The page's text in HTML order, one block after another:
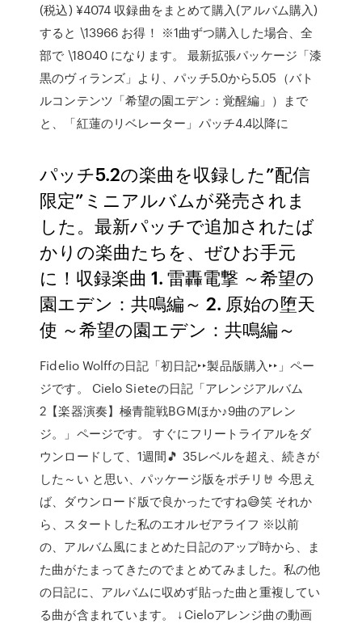
(税込) ¥4074 収録曲をまとめて購入(アルバム購入)
すると \13966 お得！ ※1曲ずつ購入した場合、全
部で \18040 になります。 最新拡張パッケージ「漆
黒のヴィランズ」より、パッチ5.0から5.05（バト
ルコンテンツ「希望の園エデン：覚醒編」）まで
と、「紅蓮のリベレーター」パッチ4.4以降に
パッチ5.2の楽曲を収録した”配信
限定”ミニアルバムが発売されま
した。最新パッチで追加されたば
かりの楽曲たちを、ぜひお手元
に！収録楽曲 1. 雷轟電撃 ～希望の
園エデン：共鳴編～ 2. 原始の堕天
使 ～希望の園エデン：共鳴編～
Fidelio Wolffの日記「初日記‣‣製品版購入‣‣」ペー
ジです。 Cielo Sieteの日記「アレンジアルバム
2【楽器演奏】極青龍戦BGMほか♪9曲のアレン
ジ。」ページです。 すぐにフリートライアルをダ
ウンロードして、1週間🎵 35レベルを超え、続きが
した～い と思い、パッケージ版をポチリ🤘 今思え
ば、ダウンロード版で良かったですね😅笑 それか
ら、スタートした私のエオルゼアライフ ※以前
の、アルバム風にまとめた日記のアップ時から、ま
た曲がたまってきたのでまとめてみました。私の他
の日記に、アルバムに収めず貼った曲と重複してい
る曲が含まれています。 ↓Cieloアレンジ曲の動画